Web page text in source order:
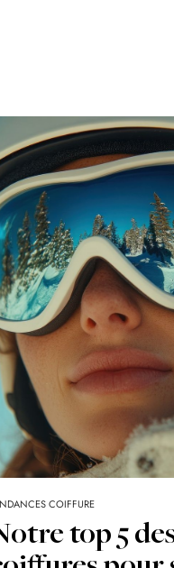
COIFFURE
top 5